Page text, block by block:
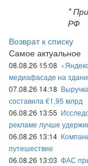
*
РФ
Возврат к списку
Самое актуальное
08.08.26 15:08
медиафасаде на
07.08.26 14:18
составила €1,95 млрд
06.08.26 13:55
рекламе лучше
06.08.26 13:14
путешествие
06.08.26 13:03 ФАС